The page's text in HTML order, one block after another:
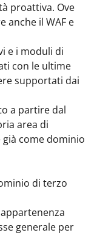
proattiva. Ove
anche il WAF e
e i moduli di
con le ultime
supportati dai
a partire dal
area di
come dominio
di terzo
generale per